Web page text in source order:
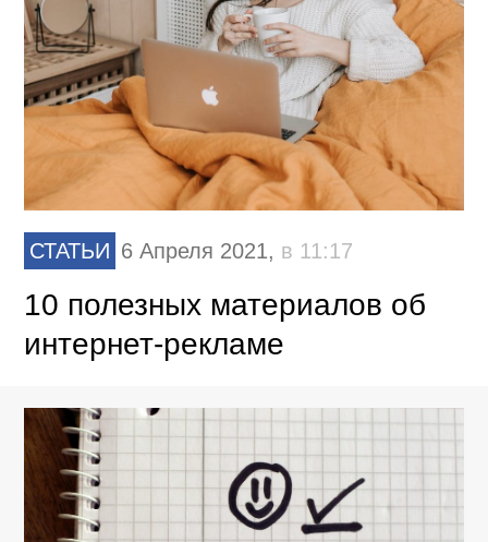
СТАТЬИ 6 Апреля 2021, в 11:17
10 полезных материалов об
интернет-рекламе